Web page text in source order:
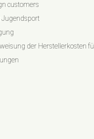
customers
der Herstellerkosten